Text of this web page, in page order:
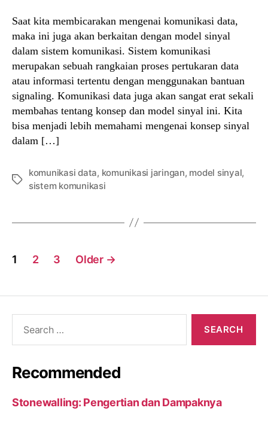
Saat kita membicarakan mengenai komunikasi data,
maka ini juga akan berkaitan dengan model sinyal
dalam sistem komunikasi. Sistem komunikasi
merupakan sebuah rangkaian proses pertukaran data
atau informasi tertentu dengan menggunakan bantuan
signaling. Komunikasi data juga akan sangat erat sekali
membahas tentang konsep dan model sinyal ini. Kita
bisa menjadi lebih memahami mengenai konsep sinyal
dalam […]
Tags
komunikasi data, komunikasi jaringan, model sinyal,
sistem komunikasi
Posts
1 2 3 Older →
Recommended
Stonewalling: Pengertian dan Dampaknya